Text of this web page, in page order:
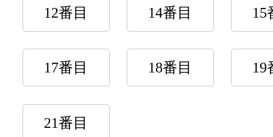
12番目 14番目 15
17番目 18番目 19
21番目